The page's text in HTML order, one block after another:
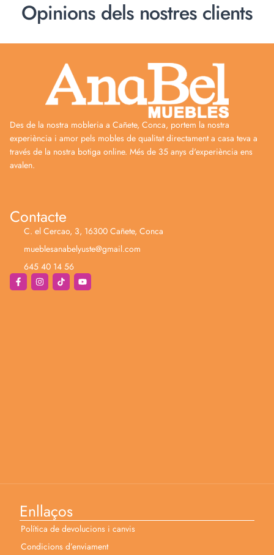
Opinions dels nostres clients
Des de la nostra mobleria a Cañete, Conca, portem la nostra
experiència i amor pels mobles de qualitat directament a casa teva a
través de la nostra botiga online. Més de 35 anys d'experiència ens
avalen.
Contacte
C. el Cercao, 3, 16300 Cañete, Conca
mueblesanabelyuste@gmail.com
645 40 14 56
Enllaços
Política de devolucions i canvis
Condicions d’enviament